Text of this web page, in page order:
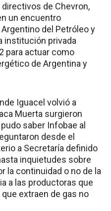
de Chevron,
un encuentro
del Petróleo y
institución privada
para actuar como
de Argentina y
Iguacel volvió a
Muerta surgieron
saber Infobae al
desde el
a Secretaría definido
inquietudes sobre
la continuidad o no de la
a las productoras que
extraen de gas no